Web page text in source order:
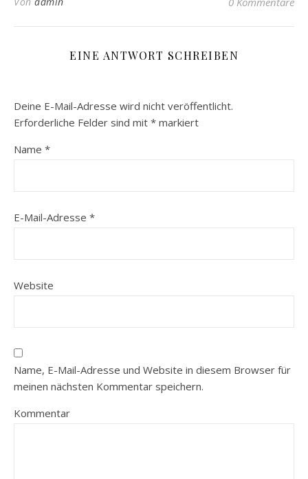
EINE ANTWORT SCHREIBEN
Deine E-Mail-Adresse wird nicht veröffentlicht.
Erforderliche Felder sind mit * markiert
Name *
E-Mail-Adresse *
Website
Name, E-Mail-Adresse und Website in diesem Browser für
meinen nächsten Kommentar speichern.
Kommentar